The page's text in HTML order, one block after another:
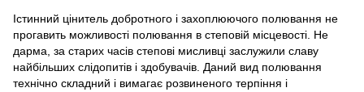
Істинний цінитель добротного і захоплюючого полювання не
прогавить можливості полювання в степовій місцевості. Не
дарма, за старих часів степові мисливці заслужили славу
найбільших слідопитів і здобувачів. Даний вид полювання
технічно складний і вимагає розвиненого терпіння і